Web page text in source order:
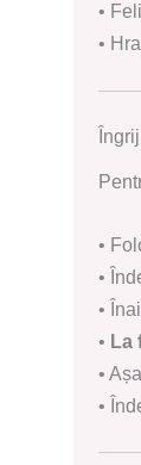
•
•
•
•
•
• La
•
•